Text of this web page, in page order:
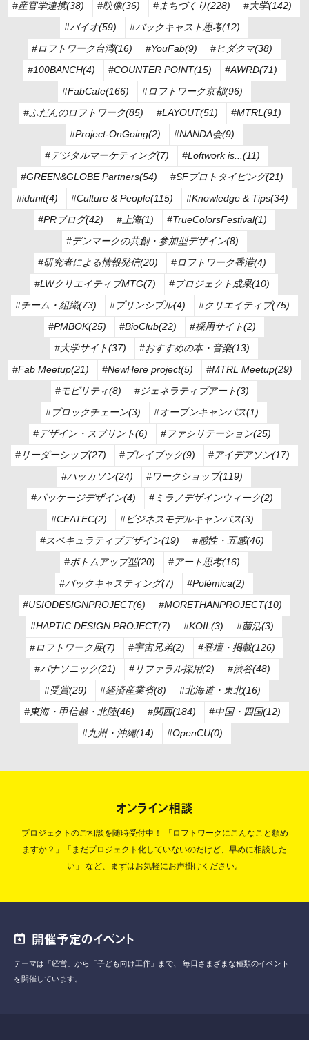
#産官学連携(38) #映像(36) #まちづくり(228)
#大学(142)
#バイオ(59)
#バックキャスト思考(12)
#ロフトワーク台湾(16)
#YouFab(9)
#ヒダクマ(38)
#100BANCH(4)
#COUNTER POINT(15)
#AWRD(71)
#FabCafe(166)
#ロフトワーク京都(96)
#ふだんのロフトワーク(85)
#LAYOUT(51)
#MTRL(91)
#Project-OnGoing(2)
#NANDA会(9)
#デジタルマーケティング(7)
#Loftwork is...(11)
#GREEN&GLOBE Partners(54)
#SFプロトタイピング(21)
#idunit(4)
#Culture & People(115)
#Knowledge & Tips(34)
#PRブログ(42)
#上海(1)
#TrueColorsFestival(1)
#デンマークの共創・参加型デザイン(8)
#研究者による情報発信(20)
#ロフトワーク香港(4)
#LWクリエイティブMTG(7)
#プロジェクト成果(10)
#チーム・組織(73)
#プリンシプル(4)
#クリエイティブ(75)
#PMBOK(25)
#BioClub(22)
#採用サイト(2)
#大学サイト(37)
#おすすめの本・音楽(13)
#Fab Meetup(21)
#NewHere project(5)
#MTRL Meetup(29)
#モビリティ(8)
#ジェネラティブアート(3)
#ブロックチェーン(3)
#オープンキャンパス(1)
#デザイン・スプリント(6)
#ファシリテーション(25)
#リーダーシップ(27)
#プレイブック(9)
#アイデアソン(17)
#ハッカソン(24)
#ワークショップ(119)
#パッケージデザイン(4)
#ミラノデザインウィーク(2)
#CEATEC(2)
#ビジネスモデルキャンバス(3)
#スペキュラティブデザイン(19)
#感性・五感(46)
#ボトムアップ型(20)
#アート思考(16)
#バックキャスティング(7)
#Polémica(2)
#USIODESIGNPROJECT(6)
#MORETHANPROJECT(10)
#HAPTIC DESIGN PROJECT(7)
#KOIL(3)
#菌活(3)
#ロフトワーク展(7)
#宇宙兄弟(2)
#登壇・掲載(126)
#パナソニック(21)
#リファラル採用(2)
#渋谷(48)
#受賞(29)
#経済産業省(8)
#北海道・東北(16)
#東海・甲信越・北陸(46)
#関西(184)
#中国・四国(12)
#九州・沖縄(14)
#OpenCU(0)
オンライン相談
プロジェクトのご相談を随時受付中！
「ロフトワークにこんなこと頼め
ますか？」「まだプロジェクト化していないのだけど、早めに相談した
い」
など、まずはお気軽にお声掛けください。
開催予定のイベント
テーマは「経営」から「子ども向け工作」まで、
毎日さまざまな種類のイベント
を開催しています。